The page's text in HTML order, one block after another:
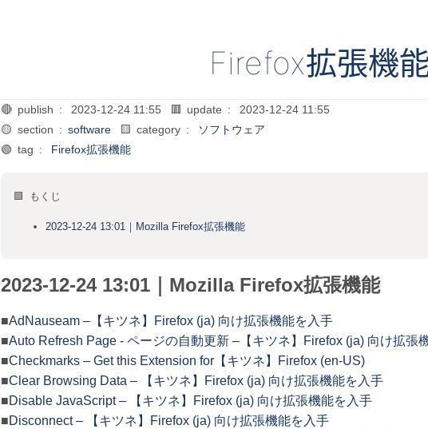
Firefox拡張機
🔴 publish : 2023-12-24 11:55 🟥 update :
2023-12-24 11:55
🟡 section : software 🟨 category :
ソフトウェア
🟢 tag :
Firefox拡張機能
🟩 もくじ
2023-12-24 13:01｜Mozilla Firefox拡張機能
2023-12-24 13:01｜Mozilla Firefox拡張機能
■AdNauseam –【キツネ】Firefox (ja) 向け拡張機能を入手
■Auto Refresh Page - ページの自動更新 –【キツネ】Firefox (ja) 向け拡張
■Checkmarks – Get this Extension for【キツネ】Firefox (en-US)
■Clear Browsing Data – 【キツネ】Firefox (ja) 向け拡張機能を入手
■Disable JavaScript – 【キツネ】Firefox (ja) 向け拡張機能を入手
■Disconnect – 【キツネ】Firefox (ja) 向け拡張機能を入手